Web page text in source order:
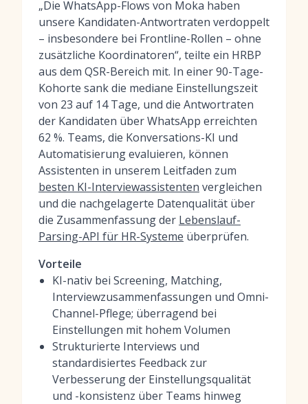
„Die WhatsApp-Flows von Moka haben
unsere Kandidaten-Antwortraten verdoppelt
– insbesondere bei Frontline-Rollen – ohne
zusätzliche Koordinatoren“, teilte ein HRBP
aus dem QSR-Bereich mit. In einer 90-Tage-
Kohorte sank die mediane Einstellungszeit
von 23 auf 14 Tage, und die Antwortraten
der Kandidaten über WhatsApp erreichten
62 %. Teams, die Konversations-KI und
Automatisierung evaluieren, können
Assistenten in unserem Leitfaden zum
besten KI-Interviewassistenten vergleichen
und die nachgelagerte Datenqualität über
die Zusammenfassung der Lebenslauf-
Parsing-API für HR-Systeme überprüfen.
Vorteile
KI-nativ bei Screening, Matching,
Interviewzusammenfassungen und Omni-
Channel-Pflege; überragend bei
Einstellungen mit hohem Volumen
Strukturierte Interviews und
standardisiertes Feedback zur
Verbesserung der Einstellungsqualität
und -konsistenz über Teams hinweg